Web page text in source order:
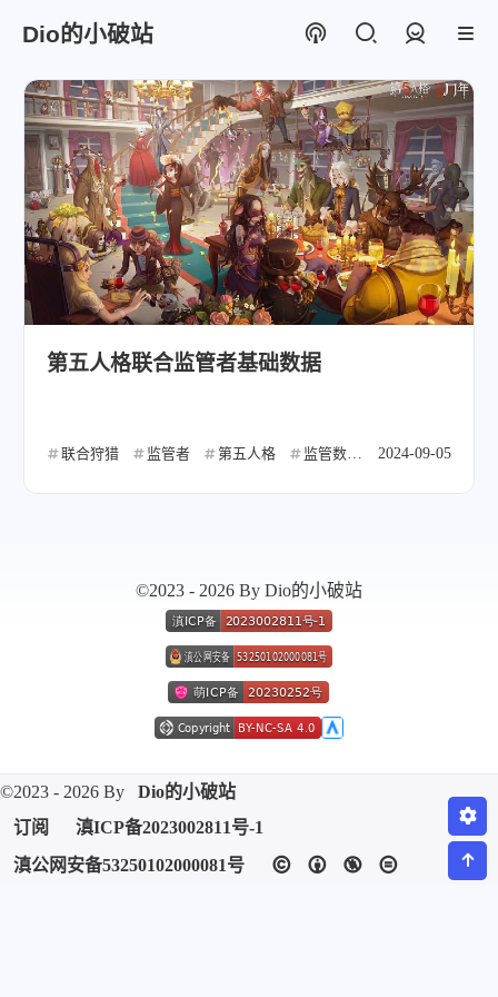
Dio的小破站
第五人格联合监管者基础数据
联合狩猎 监管者 第五人格 监管数据 2024-09-05
©2023 - 2026 By Dio的小破站
©2023 - 2026 By
Dio的小破站
订阅
滇ICP备2023002811号-1
滇公网安备53250102000081号